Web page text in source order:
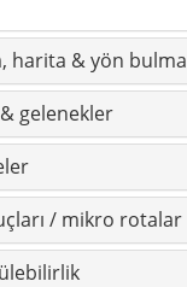
harita & yön bulma
gelenekler
/ mikro rotalar